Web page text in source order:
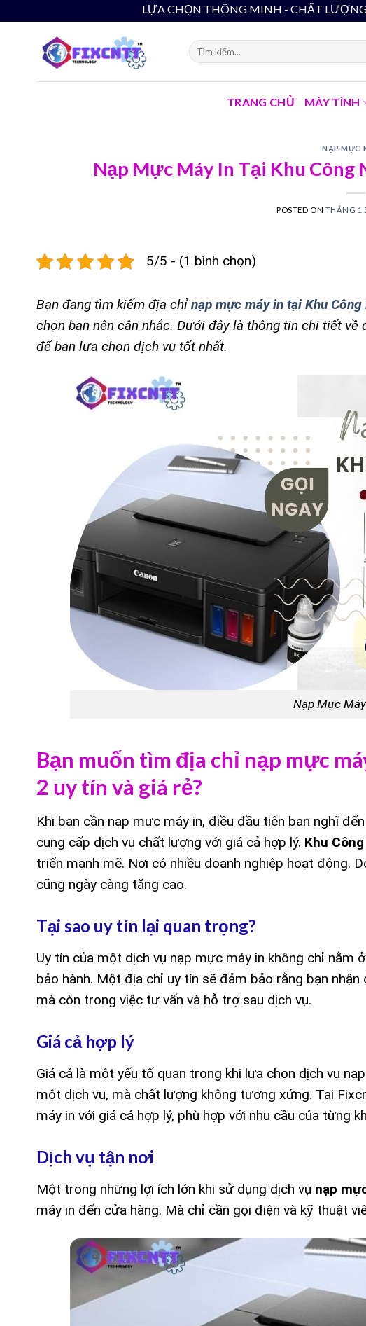
to
LỰA CHỌN THÔNG MINH -
TRANG CHỦ MÁY TÍNH
NẠP MỰC
Nạp Mực Máy In Tại Khu Công
POSTED ON THÁNG 1
5/5 - (1 bình chọn)
Bạn đang tìm kiếm địa chỉnạp mực máy in tại Khu
chọn bạn nên cân nhắc. Dưới đây là thông tin chi tiết
để bạn lựa chọn dịch vụ tốt nhất.
Nạp Mực
Bạn muốn tìm địa chỉ nạp mực
2 uy tín và giá rẻ?
Khi bạn cần nạp mực máy in, điều đầu tiên bạn nghĩ
cung cấp dịch vụ chất lượng với giá cả hợp lý. Khu
triển mạnh mẽ. Nơi có nhiều doanh nghiệp hoạt động.
cũng ngày càng tăng cao.
Tại sao uy tín lại quan trọng?
Uy tín của một dịch vụ nạp mực máy in không chỉ
bảo hành. Một địa chỉ uy tín sẽ đảm bảo rằng bạn
mà còn trong việc tư vấn và hỗ trợ sau dịch vụ.
Giá cả hợp lý
Giá cả là một yếu tố quan trọng khi lựa chọn dịch vụ
một dịch vụ, mà chất lượng không tương xứng. Tại
máy in với giá cả hợp lý, phù hợp với nhu cầu của từng
Dịch vụ tận nơi
Một trong những lợi ích lớn khi sử dụng dịch vụ nạp
máy in đến cửa hàng. Mà chỉ cần gọi điện và kỹ thuật